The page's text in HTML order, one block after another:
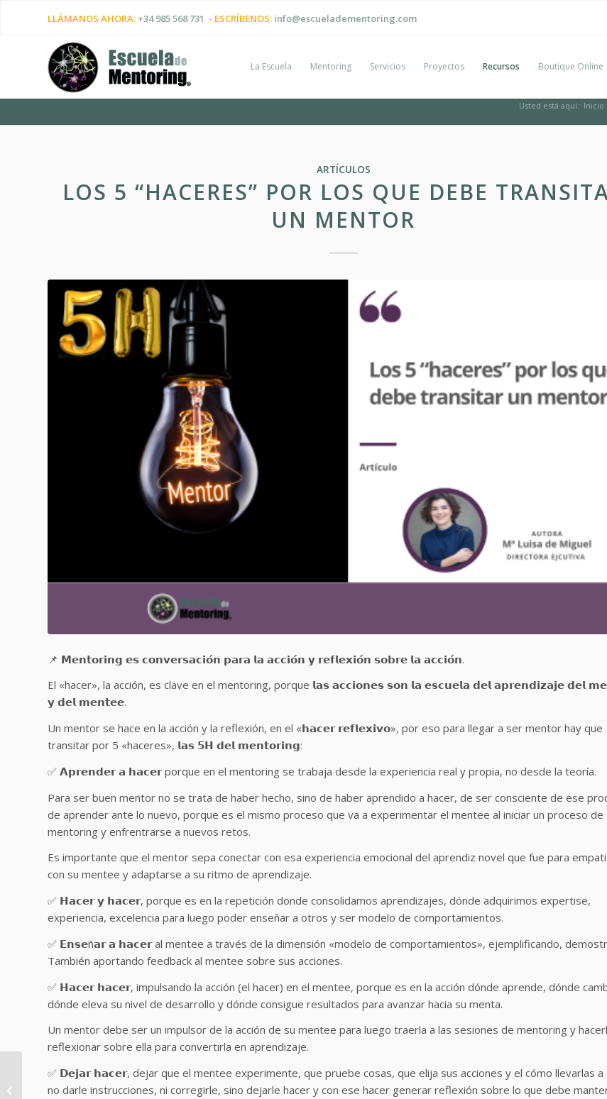
LLÁMANOS AHORA: +34 985 568 731 - ESCRÍBENOS: info@escueladementoring.com
La Escuela Mentoring Servicios Proyectos Recursos Boutique Online
Usted está aquí: Inicio
ARTÍCULOS
LOS 5 “HACERES” POR LOS QUE DEBE
UN MENTOR
📌 𝗠𝗲𝗻𝘁𝗼𝗿𝗶𝗻𝗴 𝗲𝘀 𝗰𝗼𝗻𝘃𝗲𝗿𝘀𝗮𝗰𝗶𝗼́𝗻 𝗽𝗮𝗿𝗮 𝗹𝗮 𝗮𝗰𝗰𝗶𝗼́𝗻 𝘆 𝗿𝗲𝗳𝗹𝗲𝘅𝗶𝗼́𝗻 𝘀𝗼𝗯𝗿𝗲 𝗹𝗮 𝗮𝗰𝗰𝗶𝗼́𝗻.
El «hacer», la acción, es clave en el mentoring, porque 𝗹𝗮𝘀 𝗮𝗰𝗰𝗶𝗼𝗻𝗲𝘀 𝘀𝗼𝗻 𝗹𝗮 𝗲𝘀𝗰𝘂𝗲𝗹𝗮 𝗱𝗲𝗹 𝗮𝗽𝗿𝗲𝗻𝗱𝗶𝘇𝗮𝗷𝗲 𝗱𝗲𝗹
𝘆 𝗱𝗲𝗹 𝗺𝗲𝗻𝘁𝗲𝗲.
Un mentor se hace en la acción y la reflexión, en el «𝗵𝗮𝗰𝗲𝗿 𝗿𝗲𝗳𝗹𝗲𝘅𝗶𝘃𝗼», por eso para llegar a ser mentor hay que
transitar por 5 «haceres», 𝗹𝗮𝘀 𝟱𝗛 𝗱𝗲𝗹 𝗺𝗲𝗻𝘁𝗼𝗿𝗶𝗻𝗴:
✅ 𝗔𝗽𝗿𝗲𝗻𝗱𝗲𝗿 𝗮 𝗵𝗮𝗰𝗲𝗿 porque en el mentoring se trabaja desde la experiencia real y propia, no desde la teoría.
Para ser buen mentor no se trata de haber hecho, sino de haber aprendido a hacer, de ser consciente de ese
de aprender ante lo nuevo, porque es el mismo proceso que va a experimentar el mentee al iniciar un proceso de
mentoring y enfrentrarse a nuevos retos.
Es importante que el mentor sepa conectar con esa experiencia emocional del aprendiz novel que fue para
con su mentee y adaptarse a su ritmo de aprendizaje.
✅ 𝗛𝗮𝗰𝗲𝗿 𝘆 𝗵𝗮𝗰𝗲𝗿, porque es en la repetición donde consolidamos aprendizajes, dónde adquirimos expertise,
experiencia, excelencia para luego poder enseñar a otros y ser modelo de comportamientos.
✅ 𝗘𝗻𝘀𝗲ñ𝗮𝗿 𝗮 𝗵𝗮𝗰𝗲𝗿 al mentee a través de la dimensión «modelo de comportamientos», ejemplificando,
También aportando feedback al mentee sobre sus acciones.
✅ 𝗛𝗮𝗰𝗲𝗿 𝗵𝗮𝗰𝗲𝗿, impulsando la acción (el hacer) en el mentee, porque es en la acción dónde aprende, dónde
dónde eleva su nivel de desarrollo y dónde consigue resultados para avanzar hacia su menta.
Un mentor debe ser un impulsor de la acción de su mentee para luego traerla a las sesiones de mentoring y
reflexionar sobre ella para convertirla en aprendizaje.
✅ 𝗗𝗲𝗷𝗮𝗿 𝗵𝗮𝗰𝗲𝗿, dejar que el mentee experimente, que pruebe cosas, que elija sus acciones y el cómo llevarlas a
no darle instrucciones, ni corregirle, sino dejarle hacer y con ese hacer generar reflexión sobre lo que debe
«El mentoring es un
proceso de desarrollo